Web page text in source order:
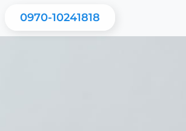
0970-10241818